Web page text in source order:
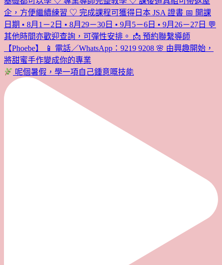
呢個暑假，學一項自己鍾意嘅技能